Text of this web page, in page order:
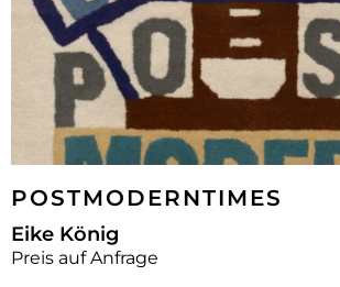
POSTMODERNTIMES
Eike König
Preis auf Anfrage